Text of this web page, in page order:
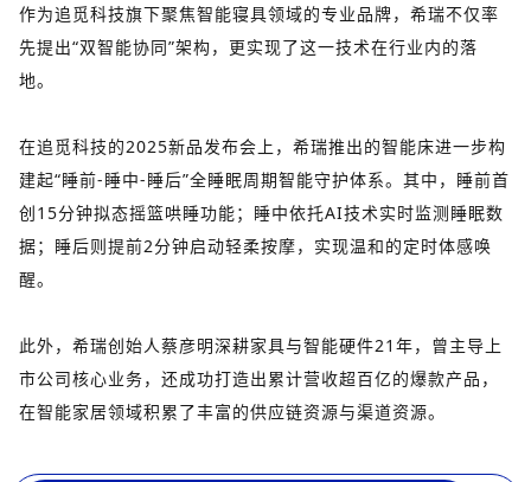
作为追觅科技旗下聚焦智能寝具领域的专业品牌，希瑞不仅率
先提出“双智能协同”架构，更实现了这一技术在行业内的落
地。
在追觅科技的2025新品发布会上，希瑞推出的智能床进一步构
建起“睡前-睡中-睡后”全睡眠周期智能守护体系。其中，睡前首
创15分钟拟态摇篮哄睡功能；睡中依托AI技术实时监测睡眠数
据；睡后则提前2分钟启动轻柔按摩，实现温和的定时体感唤
醒。
此外，希瑞创始人蔡彦明深耕家具与智能硬件21年，曾主导上
市公司核心业务，还成功打造出累计营收超百亿的爆款产品，
在智能家居领域积累了丰富的供应链资源与渠道资源。